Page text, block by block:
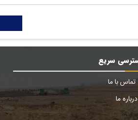
سریع
تماس با ما
ما